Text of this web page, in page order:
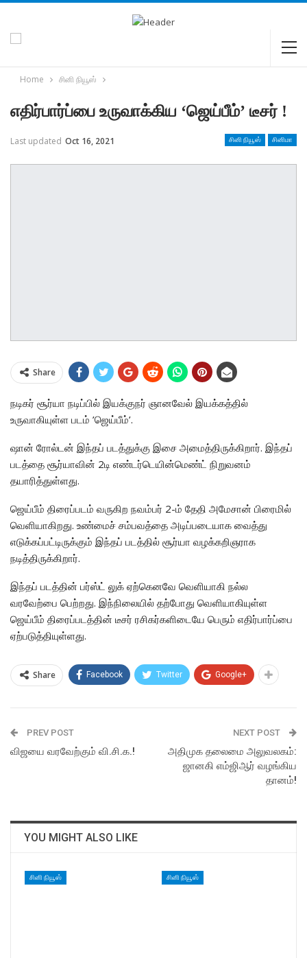
Home சினி நியூஸ்
எதிர்பார்ப்பை உருவாக்கிய ‘ஜெய்பீம்’ டீசர் !
சினி நியூஸ் சினிமா
Last updated Oct 16, 2021
Share
நடிகர் சூர்யா நடிப்பில் இயக்குநர் ஞானவேல் இயக்கத்தில்
உருவாகியுள்ள படம் ’ஜெய்பீம்’.
ஷான் ரோல்டன் இந்தப் படத்துக்கு இசை அமைத்திருக்கிறார். இந்தப்
படத்தை சூர்யாவின் 2டி எண்டர்டெயின்மெண்ட் நிறுவனம்
தயாரித்துள்ளது.
ஜெய்பீம் திரைப்படம் வருகிற நவம்பர் 2-ம் தேதி அமேசான் பிரைமில்
வெளியாகிறது. உண்மைச் சம்பவத்தை அடிப்படையாக வைத்து
எடுக்கப்பட்டிருக்கும் இந்தப் படத்தில் சூர்யா வழக்கறிஞராக
நடித்திருக்கிறார்.
இந்தப் படத்தின் பர்ஸ்ட் லுக் ஏற்கெனவே வெளியாகி நல்ல
வரவேற்பை பெற்றது. இந்நிலையில் தற்போது வெளியாகியுள்ள
ஜெய்பீம் திரைப்படத்தின் டீசர் ரசிகர்களிடையே பெரும் எதிர்பார்ப்பை
ஏற்படுத்தியுள்ளது.
Share Facebook Twitter Google+
PREV POST
விஜயை வரவேற்கும் வி.சி.க.!
NEXT POST
அதிமுக தலைமை அலுவலகம்:
ஜானகி எம்ஜிஆர் வழங்கிய
தானம்!
YOU MIGHT ALSO LIKE
சினி நியூஸ் சினி நியூஸ்